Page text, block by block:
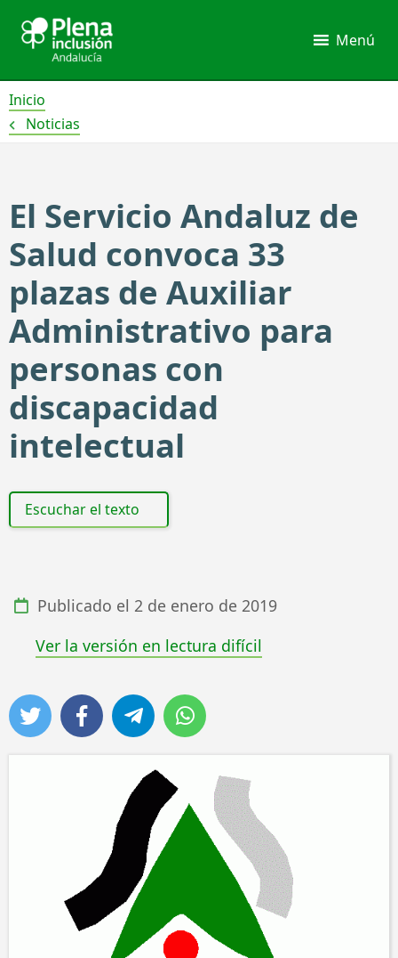
contenido
Menú
Inicio
Noticias
El Servicio Andaluz de
Salud convoca 33
plazas de Auxiliar
Administrativo para
personas con
discapacidad
intelectual
Escuchar el texto
Publicado el 2 de enero de 2019
Ver la versión en lectura difícil